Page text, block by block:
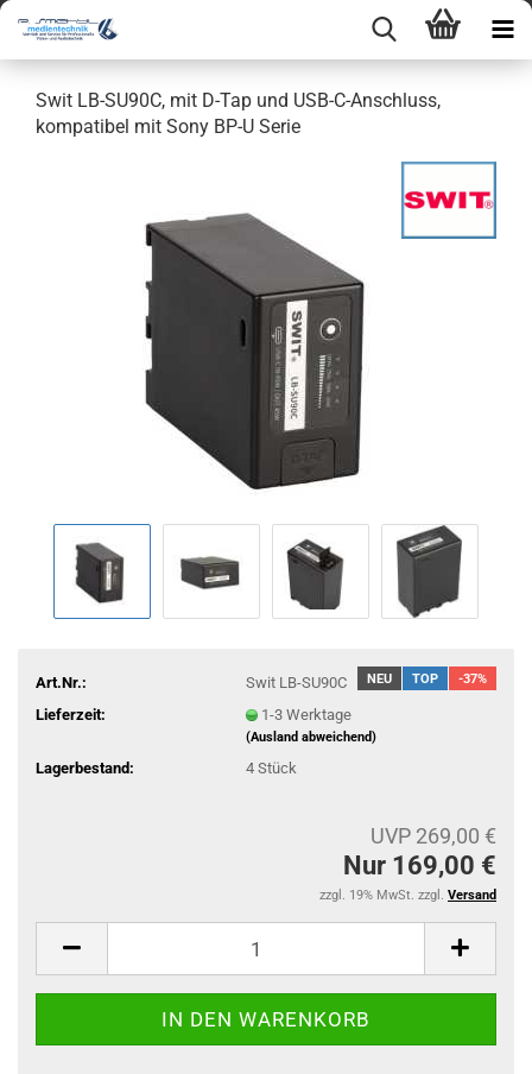
Swit LB-SU90C, mit D-Tap und USB-C-Anschluss,
kompatibel mit Sony BP-U Serie
NEU TOP -37%
Art.Nr.:
Swit LB-SU90C
Lieferzeit:
1-3 Werktage
(Ausland abweichend)
Lagerbestand: 4 Stück
UVP 269,00 €
Nur 169,00 €
zzgl. 19% MwSt. zzgl. Versand